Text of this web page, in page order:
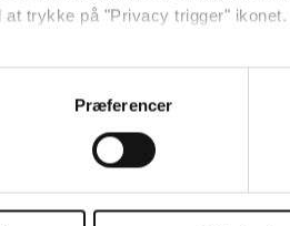
at trykke på "Privacy trigger" ikonet.
cookies fra tredjeparter til at at
Præferencer
Facebook-side
, så
diverse reality-